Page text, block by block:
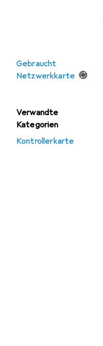
Gebraucht
Netzwerkkarte
Verwandte
Kategorien
Kontrollerkarte